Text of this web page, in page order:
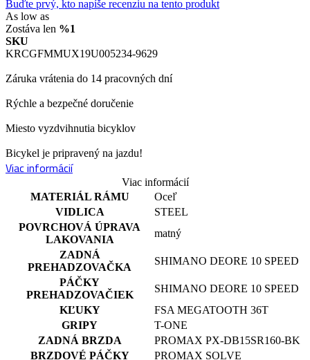
Buďte prvý, kto napíše recenziu na tento produkt
As low as
Zostáva len %1
SKU
KRCGFMMUX19U005234-9629
Záruka vrátenia do 14 pracovných dní
Rýchle a bezpečné doručenie
Miesto vyzdvihnutia bicyklov
Bicykel je pripravený na jazdu!
Viac informácií
Viac informácií
MATERIÁL RÁMU
Oceľ
VIDLICA
STEEL
POVRCHOVÁ ÚPRAVA
LAKOVANIA
matný
ZADNÁ
PREHADZOVAČKA
SHIMANO DEORE 10 SPEED
PÁČKY
PREHADZOVAČIEK
SHIMANO DEORE 10 SPEED
KĽUKY
FSA MEGATOOTH 36T
GRIPY
T-ONE
ZADNÁ BRZDA
PROMAX PX-DB15SR160-BK
BRZDOVÉ PÁČKY
PROMAX SOLVE